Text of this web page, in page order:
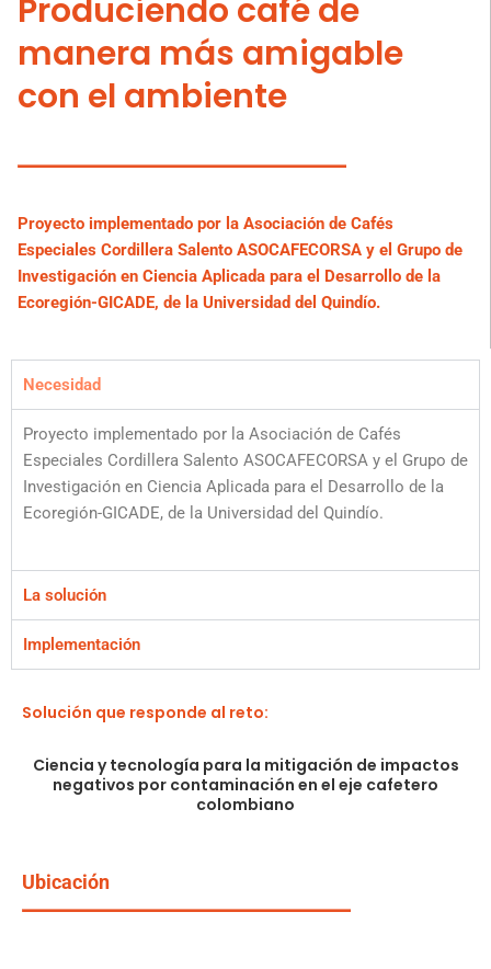
Produciendo café de
manera más amigable
con el ambiente
Proyecto implementado por la Asociación de Cafés
Especiales Cordillera Salento ASOCAFECORSA y el Grupo de
Investigación en Ciencia Aplicada para el Desarrollo de la
Ecoregión-GICADE, de la Universidad del Quindío.
Necesidad
Proyecto implementado por la Asociación de Cafés
Especiales Cordillera Salento ASOCAFECORSA y el Grupo de
Investigación en Ciencia Aplicada para el Desarrollo de la
Ecoregión-GICADE, de la Universidad del Quindío.
La solución
Implementación
Solución que responde al reto:
Ciencia y tecnología para la mitigación de impactos
negativos por contaminación en el eje cafetero
colombiano
Ubicación